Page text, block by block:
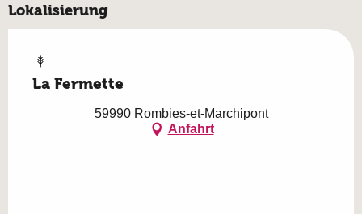
Lokalisierung
La Fermette
59990 Rombies-et-Marchipont
Anfahrt